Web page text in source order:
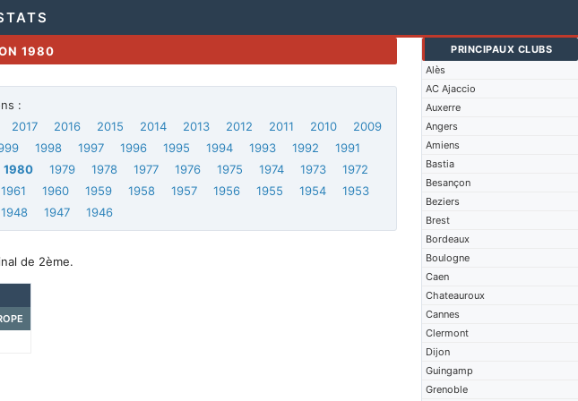
PRINCIPAUX CLUBS
Alès
AC Ajaccio
Auxerre
Angers
Amiens
Bastia
Besançon
Beziers
Brest
Bordeaux
Boulogne
Caen
Chateauroux
Cannes
Clermont
Dijon
Guingamp
Grenoble
1980
:
2017 2016 2015 2014 2013 2012 2011 2010
2009
1998 1997 1996 1995 1994 1993 1992
1991
1980 1979 1978 1977 1976 1975 1974 1973
1972
1961 1960 1959 1958 1957 1956 1955 1954
1953
1948 1947 1946
de 2ème.